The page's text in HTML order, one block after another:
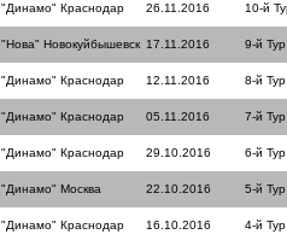
"Динамо" Краснодар 26.11.2016 10-й
"Нова" Новокуйбышевск 17.11.2016 9-й Тур
"Динамо" Краснодар 12.11.2016 8-й Тур
"Динамо" Краснодар 05.11.2016 7-й Тур
"Динамо" Краснодар 29.10.2016 6-й Тур
"Динамо" Москва 22.10.2016 5-й Тур
"Динамо" Краснодар 16.10.2016 4-й Тур